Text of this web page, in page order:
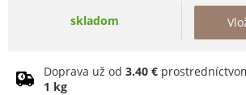
skladom
Doprava už od 3.40 €
1 kg